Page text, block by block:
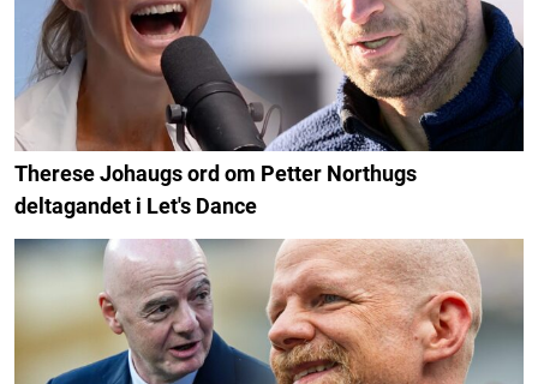
Therese Johaugs ord om Petter Northugs
deltagandet i Let's Dance